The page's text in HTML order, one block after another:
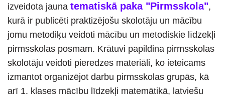
izveidota jauna tematiskā paka "Pirmsskola",
kurā ir publicēti praktizējošu skolotāju un mācību
jomu metodiķu veidoti mācību un metodiskie līdzekļi
pirmsskolas posmam. Krātuvi papildina pirmsskolas
skolotāju veidoti pieredzes materiāli, ko ieteicams
izmantot organizējot darbu pirmsskolas grupās, kā
arī 1. klases mācību līdzekļi matemātikā, latviešu